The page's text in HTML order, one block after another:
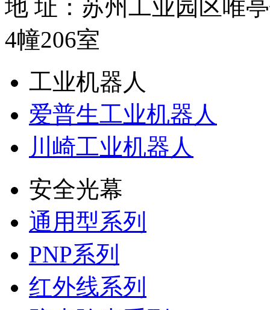
地 址：苏州工业园区唯
4幢206室
工业机器人
爱普生工业机器人
川崎工业机器人
安全光幕
通用型系列
PNP系列
红外线系列